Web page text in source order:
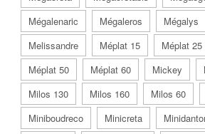
Mégalenaric
Mégaleros Mégalys
Melissandre
Méplat 15 Méplat 25
Méplat 50
Méplat 60 Mickey
Milos 130
Milos 160 Milos 60
Miniboudreco
Minicreta